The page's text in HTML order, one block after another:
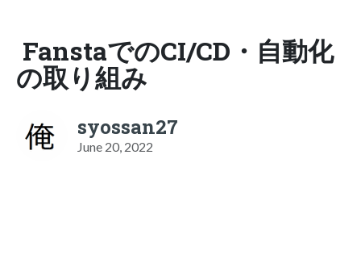
FanstaでのCI/CD・自動化
の取り組み
syossan27
June 20, 2022